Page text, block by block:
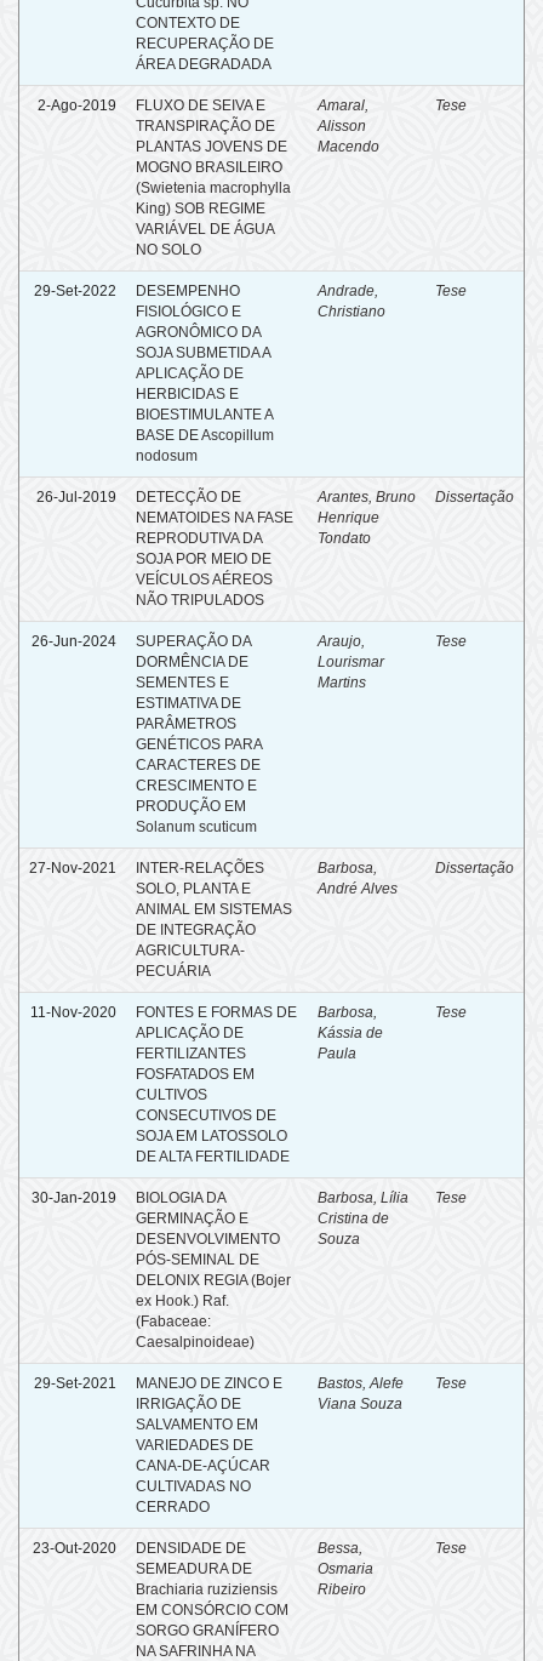
CONTEXTO DE
RECUPERAÇÃO DE
ÁREA DEGRADADA
2-Ago-2019
FLUXO DE SEIVA E
TRANSPIRAÇÃO DE
PLANTAS JOVENS DE
MOGNO BRASILEIRO
(Swietenia macrophylla
King) SOB REGIME
VARIÁVEL DE ÁGUA
NO SOLO
Amaral,
Alisson
Macendo
Tese
29-Set-2022
DESEMPENHO
FISIOLÓGICO E
AGRONÔMICO DA
SOJA SUBMETIDA A
APLICAÇÃO DE
HERBICIDAS E
BIOESTIMULANTE A
BASE DE Ascopillum
nodosum
Andrade,
Christiano
Tese
26-Jul-2019
DETECÇÃO DE
NEMATOIDES NA FASE
REPRODUTIVA DA
SOJA POR MEIO DE
VEÍCULOS AÉREOS
NÃO TRIPULADOS
Arantes, Bruno
Henrique
Tondato
Dissertação
26-Jun-2024
SUPERAÇÃO DA
DORMÊNCIA DE
SEMENTES E
ESTIMATIVA DE
PARÂMETROS
GENÉTICOS PARA
CARACTERES DE
CRESCIMENTO E
PRODUÇÃO EM
Solanum scuticum
Araujo,
Lourismar
Martins
Tese
27-Nov-2021
INTER-RELAÇÕES
SOLO, PLANTA E
ANIMAL EM SISTEMAS
DE INTEGRAÇÃO
AGRICULTURA-
PECUÁRIA
Barbosa,
André Alves
Dissertação
11-Nov-2020
FONTES E FORMAS DE
APLICAÇÃO DE
FERTILIZANTES
FOSFATADOS EM
CULTIVOS
CONSECUTIVOS DE
SOJA EM LATOSSOLO
DE ALTA FERTILIDADE
Barbosa,
Kássia de
Paula
Tese
30-Jan-2019
BIOLOGIA DA
GERMINAÇÃO E
DESENVOLVIMENTO
PÓS-SEMINAL DE
DELONIX REGIA (Bojer
ex Hook.) Raf.
(Fabaceae:
Caesalpinoideae)
Barbosa, Lília
Cristina de
Souza
Tese
29-Set-2021
MANEJO DE ZINCO E
IRRIGAÇÃO DE
SALVAMENTO EM
VARIEDADES DE
CANA-DE-AÇÚCAR
CULTIVADAS NO
CERRADO
Bastos, Alefe
Viana Souza
Tese
23-Out-2020
DENSIDADE DE
SEMEADURA DE
Brachiaria ruziziensis
EM CONSÓRCIO COM
SORGO GRANÍFERO
NA SAFRINHA NA
Bessa,
Osmaria
Ribeiro
Tese